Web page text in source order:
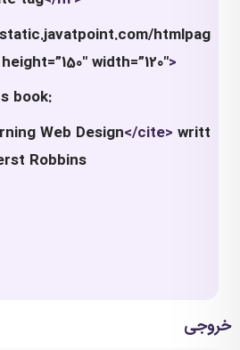
htmlpag
width=”120″>
book:
Web Design</cite> writt
Robbins
خروجی